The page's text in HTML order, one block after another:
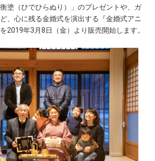
塗（ひでひらぬり）」のプレゼントや、ガ
、心に残る金婚式を演出する『金婚式アニ
2019年3月8日（金）より販売開始します。